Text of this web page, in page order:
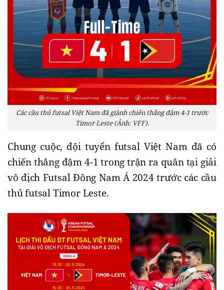
Các cầu thủ futsal Việt Nam đã giành chiến thắng đậm 4-1 trước
Timor Leste (Ảnh: VFF).
Chung cuộc, đội tuyển futsal Việt Nam đã có
chiến thắng đậm 4-1 trong trận ra quân tại giải
vô địch Futsal Đông Nam Á 2024 trước các cầu
thủ futsal Timor Leste.